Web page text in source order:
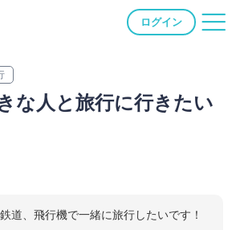
ログイン
な人と旅行に行きたい
道、飛行機で一緒に旅行したいです！